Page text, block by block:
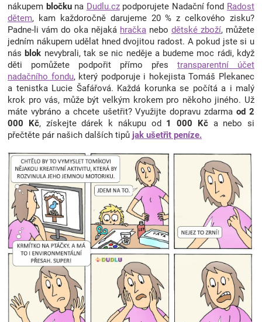
nákupem bločku na Dudlu.czpodporujete Nadační fond Radost
dětem, kam každoročně darujeme 20 % z celkového zisku?
Padne-li vám do oka nějaká hračka nebo dětské zboží, můžete
jedním nákupem udělat hned dvojitou radost. A pokud jste si u
násblok nevybrali, tak se nic neděje a budeme moc rádi, když
děti pomůžete podpořit přímo přes transparentní účet
nadačního fondu, který podporuje i hokejista Tomáš Plekanec
a tenistka Lucie Šafářová. Každá korunka se počítá a i malý
krok pro vás, může být velkým krokem pro někoho jiného. Už
máte vybráno a chcete ušetřit? Využijte dopravu zdarmaod 2
000 Kč, získejte dárek k nákupu od 1 000 Kča nebo si
přečtěte pár našich dalších tipů jak ušetřit peníze.